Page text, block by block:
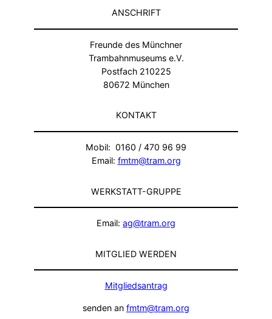
ANSCHRIFT
Freunde des Münchner
Trambahnmuseums e.V.
Postfach 210225
80672 München
KONTAKT
Mobil: 0160 / 470 96 99
Email: fmtm@tram.org
WERKSTATT-GRUPPE
Email: ag@tram.org
MITGLIED WERDEN
Mitgliedsantrag
senden an fmtm@tram.org